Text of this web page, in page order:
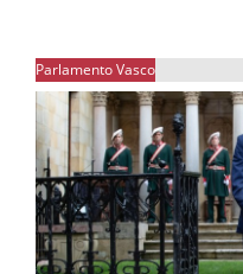
Parlamento Vasco